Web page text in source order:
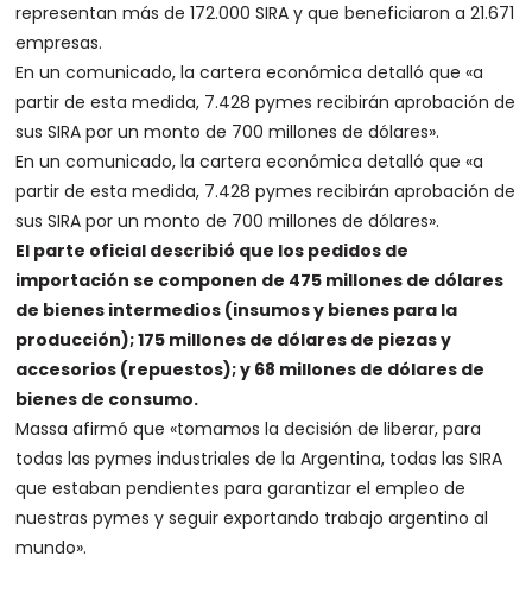
representan más de 172.000 SIRA y que beneficiaron a 21.671
empresas.
En un comunicado, la cartera económica detalló que «a
partir de esta medida, 7.428 pymes recibirán aprobación de
sus SIRA por un monto de 700 millones de dólares».
En un comunicado, la cartera económica detalló que «a
partir de esta medida, 7.428 pymes recibirán aprobación de
sus SIRA por un monto de 700 millones de dólares».
El parte oficial describió que los pedidos de
importación se componen de 475 millones de dólares
de bienes intermedios (insumos y bienes para la
producción); 175 millones de dólares de piezas y
accesorios (repuestos); y 68 millones de dólares de
bienes de consumo.
Massa afirmó que «tomamos la decisión de liberar, para
todas las pymes industriales de la Argentina, todas las SIRA
que estaban pendientes para garantizar el empleo de
nuestras pymes y seguir exportando trabajo argentino al
mundo».